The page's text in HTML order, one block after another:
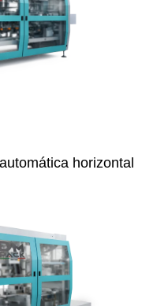
horizontal